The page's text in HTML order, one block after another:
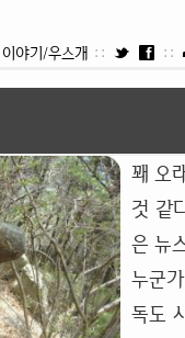
이야기/우스개 :: ::
꽤 오
것 같
은 뉴
누군
독도